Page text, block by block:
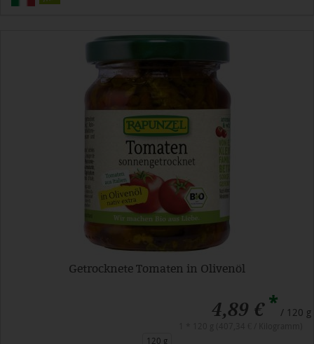
Getrocknete Tomaten in Olivenöl
4,89 €* / 120 g
120 g